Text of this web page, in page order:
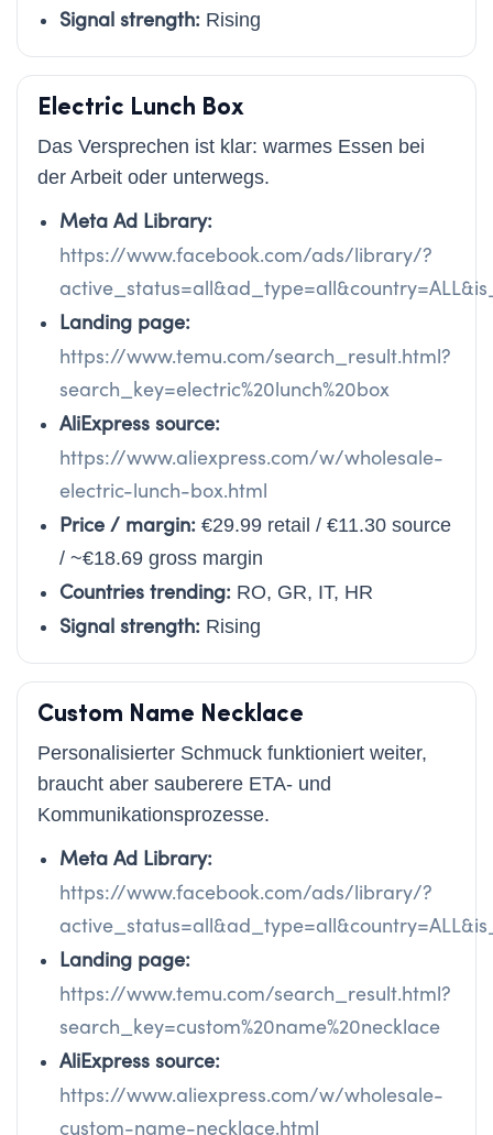
Signal strength: Rising
Electric Lunch Box
Das Versprechen ist klar: warmes Essen bei
der Arbeit oder unterwegs.
Meta Ad Library:
https://www.facebook.com/ads/library/?
Landing page:
https://www.temu.com/search_result.html?
search_key=electric%20lunch%20box
AliExpress source:
https://www.aliexpress.com/w/wholesale-
electric-lunch-box.html
Price / margin: €29.99 retail / €11.30 source
/ ~€18.69 gross margin
Countries trending: RO, GR, IT, HR
Signal strength: Rising
Custom Name Necklace
Personalisierter Schmuck funktioniert weiter,
braucht aber sauberere ETA- und
Kommunikationsprozesse.
Meta Ad Library:
https://www.facebook.com/ads/library/?
Landing page:
https://www.temu.com/search_result.html?
search_key=custom%20name%20necklace
AliExpress source:
https://www.aliexpress.com/w/wholesale-
custom-name-necklace.html